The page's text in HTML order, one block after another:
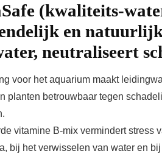
(kwaliteits-
en
neutraliseert
voor het aquarium maakt
planten betrouwbaar tegen
vitamine B-mix vermindert stress
bij het verwisselen van water en